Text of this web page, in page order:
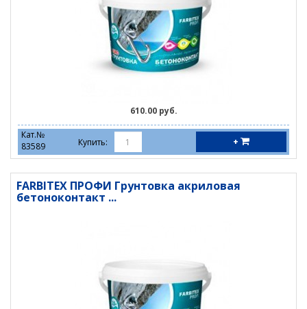
610.00 руб.
Кат.№
83589
Купить: +
FARBITEX ПРОФИ Грунтовка акриловая
бетоноконтакт ...